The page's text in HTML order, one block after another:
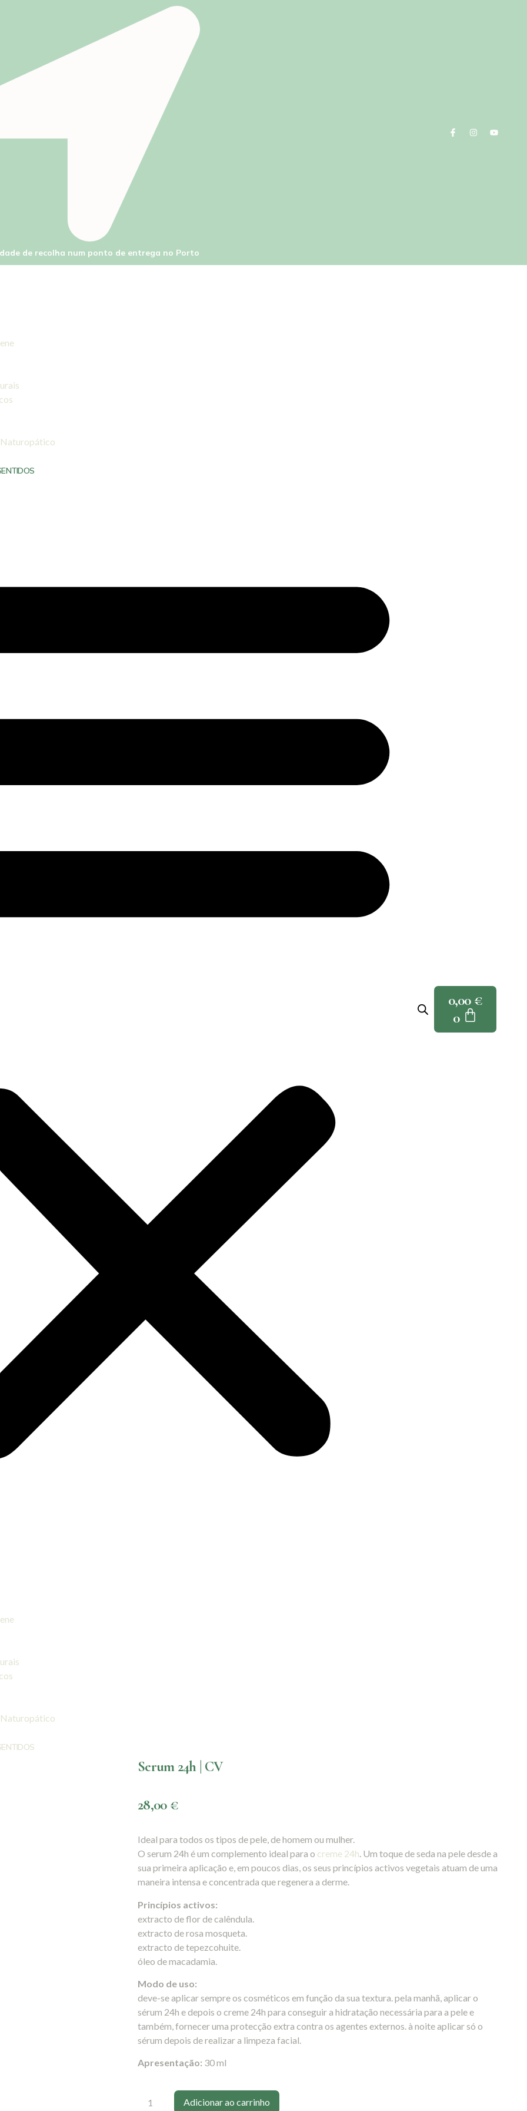
de recolha num ponto de entrega no Porto
0,00 €
0
Serum 24h | CV
28,00 €
Ideal para todos os tipos de pele, de homem ou mulher.
O serum 24h é um complemento ideal para o creme 24h. Um toque de seda na pele desde a
sua primeira aplicação e, em poucos dias, os seus princípios activos vegetais atuam de uma
maneira intensa e concentrada que regenera a derme.
Princípios activos:
extracto de flor de calêndula.
extracto de rosa mosqueta.
extracto de tepezcohuite.
óleo de macadamia.
Modo de uso:
deve-se aplicar sempre os cosméticos em função da sua textura. pela manhã, aplicar o
sérum 24h e depois o creme 24h para conseguir a hidratação necessária para a pele e
também, fornecer uma protecção extra contra os agentes externos. à noite aplicar só o
sérum depois de realizar a limpeza facial.
Apresentação: 30 ml
Adicionar ao carrinho